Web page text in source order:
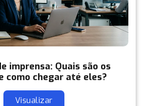
imprensa: Quais são os
como chegar até eles?
Visualizar